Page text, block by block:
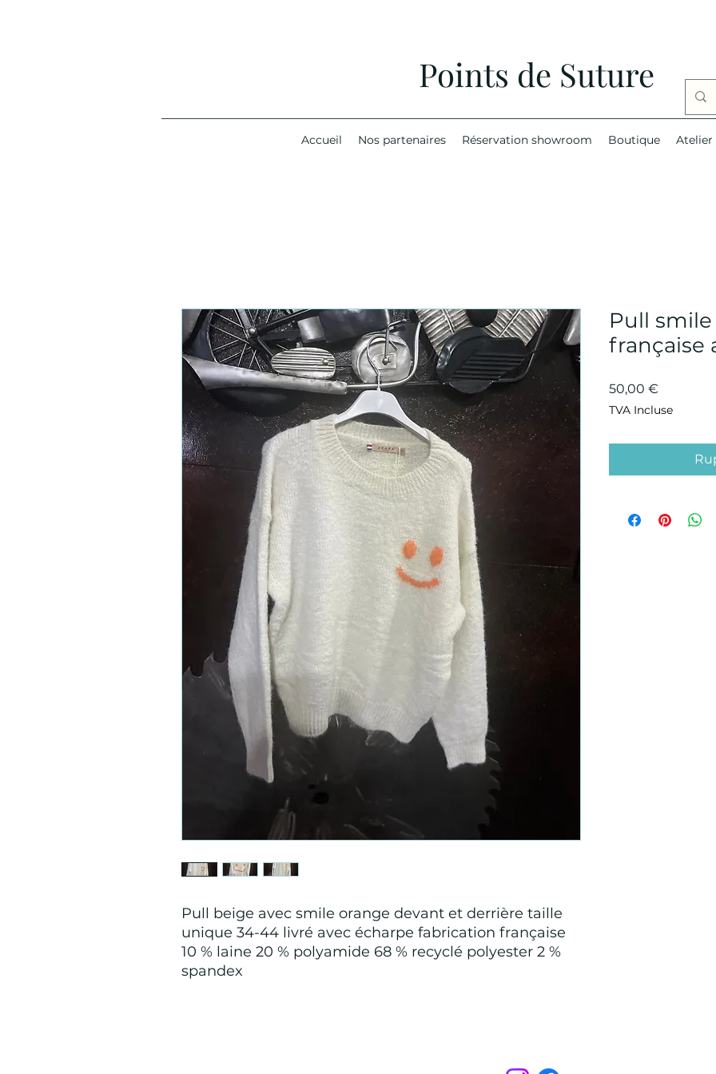
Points de Suture
Accueil Nos partenaires Réservation showroom Boutique Atelier
Pull beige avec smile orange devant et derrière taille
unique 34-44 livré avec écharpe fabrication française
10 % laine 20 % polyamide 68 % recyclé polyester 2 %
spandex
Pull
française
50,00 €
TVA Incluse